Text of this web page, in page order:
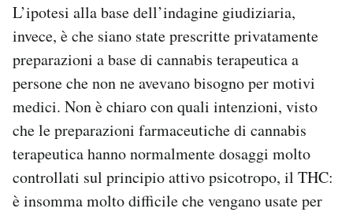
L’ipotesi alla base dell’indagine giudiziaria,
invece, è che siano state prescritte privatamente
preparazioni a base di cannabis terapeutica a
persone che non ne avevano bisogno per motivi
medici. Non è chiaro con quali intenzioni, visto
che le preparazioni farmaceutiche di cannabis
terapeutica hanno normalmente dosaggi molto
controllati sul principio attivo psicotropo, il THC:
è insomma molto difficile che vengano usate per